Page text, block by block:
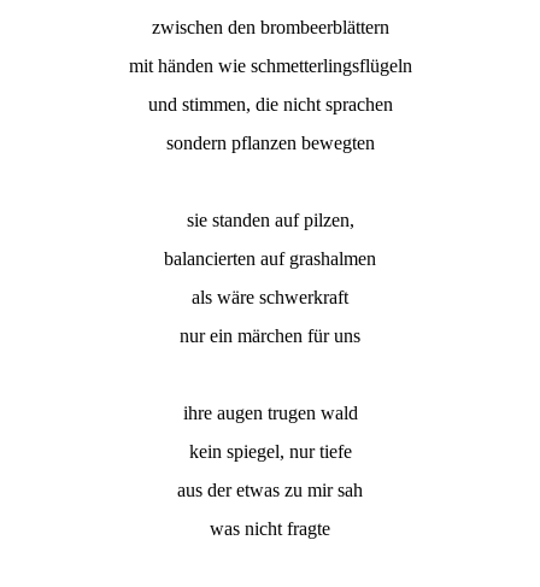
zwischen den brombeerblättern
mit händen wie schmetterlingsflügeln
und stimmen, die nicht sprachen
sondern pflanzen bewegten
sie standen auf pilzen,
balancierten auf grashalmen
als wäre schwerkraft
nur ein märchen für uns
ihre augen trugen wald
kein spiegel, nur tiefe
aus der etwas zu mir sah
was nicht fragte